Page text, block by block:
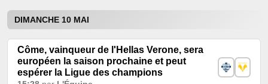
DIMANCHE 10 MAI
Côme, vainqueur de l'Hellas Verone, sera
européen la saison prochaine et peut
espérer la Ligue des champions